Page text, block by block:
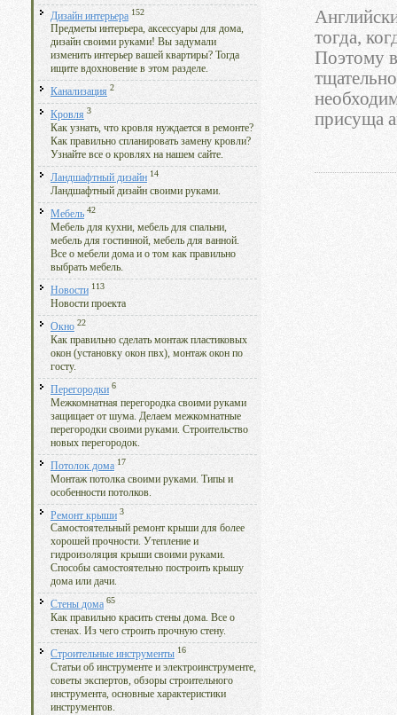
Дизайн интерьера 152
Предметы интерьера, аксессуары для дома,
дизайн своими руками! Вы задумали
изменить интерьер вашей квартиры? Тогда
ищите вдохновение в этом разделе.
Канализация 2
Кровля 3
Как узнать, что кровля нуждается в ремонте?
Как правильно спланировать замену кровли?
Узнайте все о кровлях на нашем сайте.
Ландшафтный дизайн 14
Ландшафтный дизайн своими руками.
Мебель 42
Мебель для кухни, мебель для спальни,
мебель для гостинной, мебель для ванной.
Все о мебели дома и о том как правильно
выбрать мебель.
Новости 113
Новости проекта
Окно 22
Как правильно сделать монтаж пластиковых
окон (установку окон пвх), монтаж окон по
госту.
Перегородки 6
Межкомнатная перегородка своими руками
защищает от шума. Делаем межкомнатные
перегородки своими руками. Строительство
новых перегородок.
Потолок дома 17
Монтаж потолка своими руками. Типы и
особенности потолков.
Ремонт крыши 3
Самостоятельный ремонт крыши для более
хорошей прочности. Утепление и
гидроизоляция крыши своими руками.
Способы самостоятельно построить крышу
дома или дачи.
Стены дома 65
Как правильно красить стены дома. Все о
стенах. Из чего строить прочную стену.
Строительные инструменты 16
Статьи об инструменте и электроинструменте,
советы экспертов, обзоры строительного
инструмента, основные характеристики
инструментов.
тогда,
Поэтому
присуща